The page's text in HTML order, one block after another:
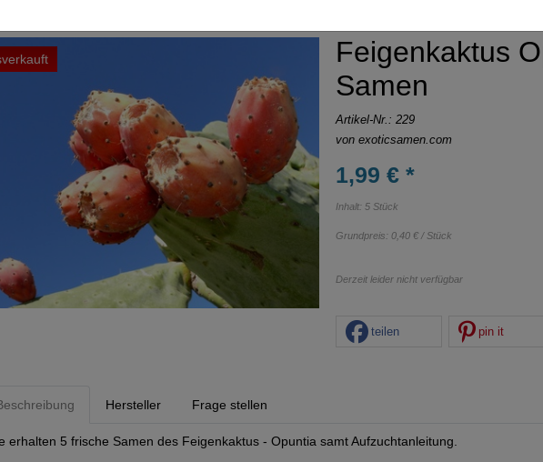
Feigenkaktus
Samen
Artikel-Nr.: 229
von exoticsamen.com
1,99 € *
Inhalt: 5 Stück
Grundpreis: 0,40 € / Stück
Derzeit leider nicht verfügbar
teilen pin it
Hersteller Frage stellen
erhalten 5 frische Samen des Feigenkaktus - Opuntia samt Aufzuchtanleitung.